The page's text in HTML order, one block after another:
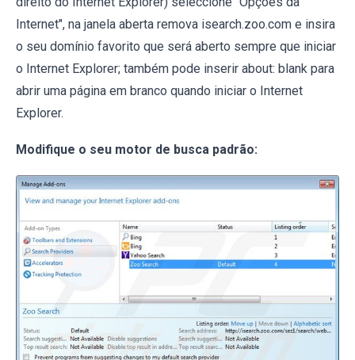
Internet", na janela aberta remova isearch.zoo.com e insira
o seu domínio favorito que será aberto sempre que iniciar
o Internet Explorer; também pode inserir about: blank para
abrir uma página em branco quando iniciar o Internet
Explorer.
Modifique o seu motor de busca padrão: